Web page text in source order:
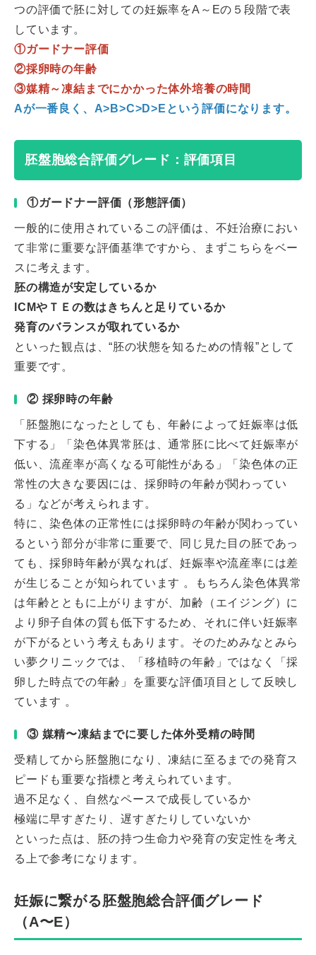
つの評価で胚に対しての妊娠率をA～Eの５段階で表
しています。
①ガードナー評価
②採卵時の年齢
③媒精～凍結までにかかった体外培養の時間
Aが一番良く、A>B>C>D>Eという評価になります。
胚盤胞総合評価グレード：評価項目
①ガードナー評価（形態評価）
一般的に使用されているこの評価は、不妊治療におい
て非常に重要な評価基準ですから、まずこちらをベー
スに考えます。
胚の構造が安定しているか
ICMやＴＥの数はきちんと足りているか
発育のバランスが取れているか
といった観点は、“胚の状態を知るための情報”として
重要です。
② 採卵時の年齢
「胚盤胞になったとしても、年齢によって妊娠率は低
下する」「染色体異常胚は、通常胚に比べて妊娠率が
低い、流産率が高くなる可能性がある」「染色体の正
常性の大きな要因には、採卵時の年齢が関わってい
る」などが考えられます。
特に、染色体の正常性には採卵時の年齢が関わってい
るという部分が非常に重要で、同じ見た目の胚であっ
ても、採卵時年齢が異なれば、妊娠率や流産率には差
が生じることが知られています 。もちろん染色体異常
は年齢とともに上がりますが、加齢（エイジング）に
より卵子自体の質も低下するため、それに伴い妊娠率
が下がるという考えもあります。そのためみなとみら
い夢クリニックでは、「移植時の年齢」ではなく「採
卵した時点での年齢」を重要な評価項目として反映し
ています 。
③ 媒精〜凍結までに要した体外受精の時間
受精してから胚盤胞になり、凍結に至るまでの発育ス
ピードも重要な指標と考えられています。
過不足なく、自然なペースで成長しているか
極端に早すぎたり、遅すぎたりしていないか
といった点は、胚の持つ生命力や発育の安定性を考え
る上で参考になります。
妊娠に繋がる胚盤胞総合評価グレード
（A〜E）